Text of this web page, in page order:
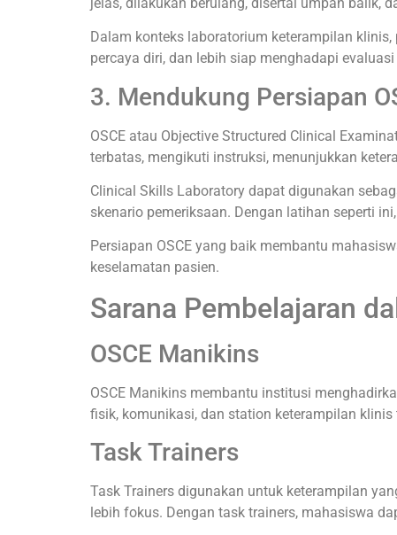
Dalam konteks laboratorium keterampilan
percaya diri, dan lebih siap menghadapi
3. Mendukung Persiapan
OSCE atau Objective Structured Clinical
terbatas, mengikuti instruksi, menunjukkan
Clinical Skills Laboratory dapat digunakan
skenario pemeriksaan. Dengan latihan seperti
Persiapan OSCE yang baik membantu
keselamatan pasien.
Sarana Pembelajaran
OSCE Manikins
OSCE Manikins membantu institusi
fisik, komunikasi, dan station keterampilan klinis
Task Trainers
Task Trainers digunakan untuk keterampilan
lebih fokus. Dengan task trainers, mahasiswa